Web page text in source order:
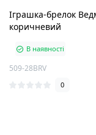
Іграшка-брелок
коричневий
В наявності
509-28BRV
0